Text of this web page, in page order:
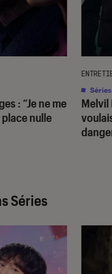
: “Je ne me
place nulle
Melvil
Séries
Séries